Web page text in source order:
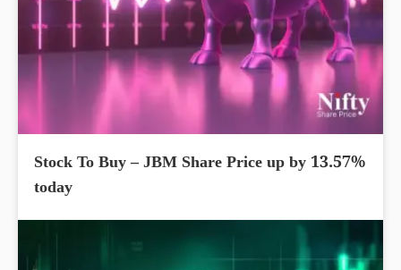
Stock To Buy – JBM Share Price up by 13.57%
today